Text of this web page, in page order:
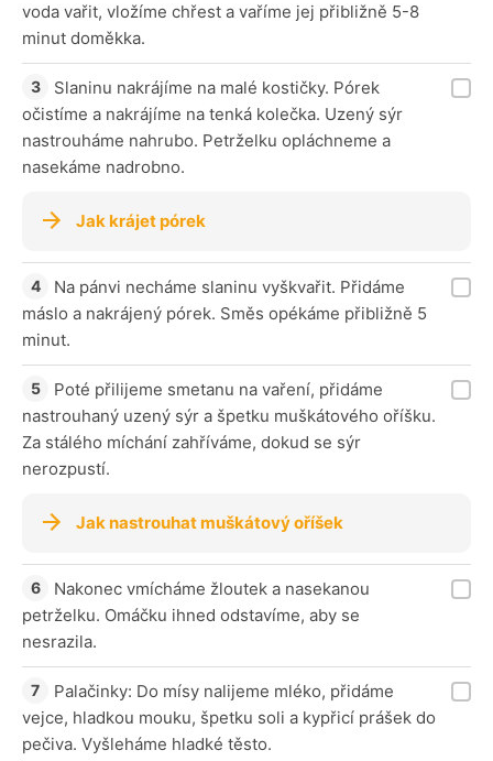
voda vařit, vložíme chřest a vaříme jej přibližně 5-8
minut doměkka.
Slaninu nakrájíme na malé kostičky. Pórek
očistíme a nakrájíme na tenká kolečka. Uzený sýr
nastrouháme nahrubo. Petrželku opláchneme a
nasekáme nadrobno.
Jak krájet pórek
Na pánvi necháme slaninu vyškvařit. Přidáme
máslo a nakrájený pórek. Směs opékáme přibližně 5
minut.
Poté přilijeme smetanu na vaření, přidáme
nastrouhaný uzený sýr a špetku muškátového oříšku.
Za stálého míchání zahříváme, dokud se sýr
nerozpustí.
Jak nastrouhat muškátový oříšek
Nakonec vmícháme žloutek a nasekanou
petrželku. Omáčku ihned odstavíme, aby se
nesrazila.
Palačinky: Do mísy nalijeme mléko, přidáme
vejce, hladkou mouku, špetku soli a kypřicí prášek do
pečiva. Vyšleháme hladké těsto.